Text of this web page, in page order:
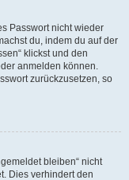
Passwort nicht wieder
du, indem du auf der
klickst und den
anmelden können.
zurückzusetzen, so
bleiben“ nicht
Dies verhindert den